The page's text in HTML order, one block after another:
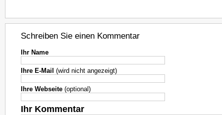
Schreiben Sie einen Kommentar
Ihr Name
Ihre E-Mail (wird nicht angezeigt)
Ihre Webseite (optional)
Ihr Kommentar